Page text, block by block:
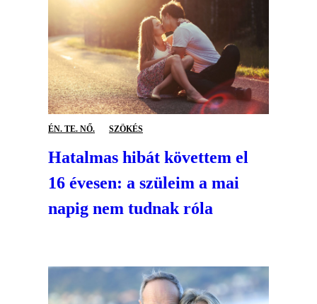
ÉN. TE. NŐ. SZÖKÉS
Hatalmas hibát követtem el
16 évesen: a szüleim a mai
napig nem tudnak róla